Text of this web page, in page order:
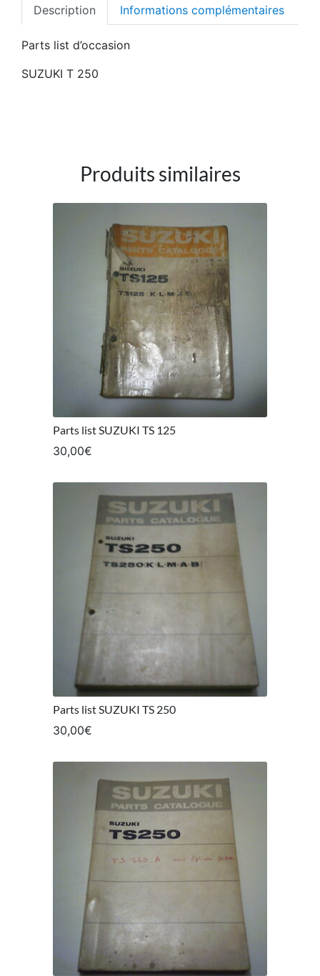
Description Informations complémentaires
Parts list d’occasion
SUZUKI T 250
Produits similaires
Parts list SUZUKI TS 125
30,00€
Parts list SUZUKI TS 250
30,00€